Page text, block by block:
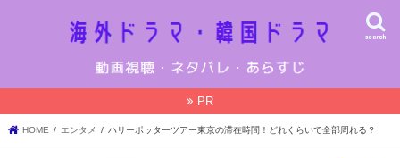
search
PR
HOME エンタメ ハリーポッターツアー東京の滞在時間！どれくらいで全部周れる？